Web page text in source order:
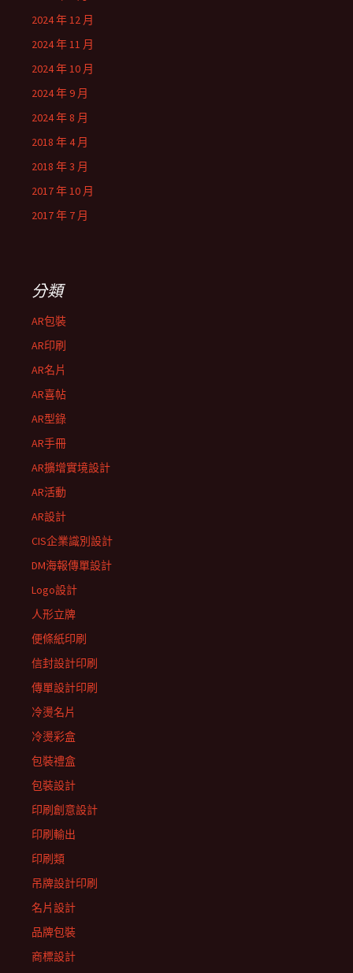
2024 年 12 月
2024 年 11 月
2024 年 10 月
2024 年 9 月
2024 年 8 月
2018 年 4 月
2018 年 3 月
2017 年 10 月
2017 年 7 月
分類
AR包裝
AR印刷
AR名片
AR喜帖
AR型錄
AR手冊
AR擴增實境設計
AR活動
AR設計
CIS企業識別設計
DM海報傳單設計
Logo設計
人形立牌
便條紙印刷
信封設計印刷
傳單設計印刷
冷燙名片
冷燙彩盒
包裝禮盒
包裝設計
印刷創意設計
印刷輸出
印刷類
吊牌設計印刷
名片設計
品牌包裝
商標設計